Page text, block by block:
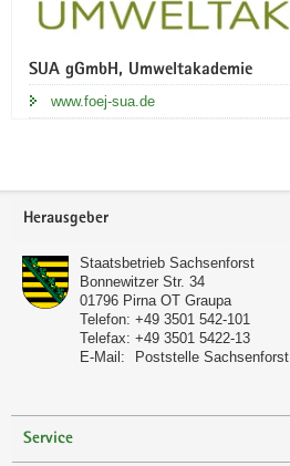
SUA gGmbH, Umweltakademie
www.foej-sua.de
Footer-
Herausgeber
Staatsbetrieb Sachsenforst
Bonnewitzer Str. 34
01796 Pirna OT Graupa
Telefon: +49 3501 542-101
Telefax: +49 3501 5422-13
E-Mail:
Poststelle Sachsenforst
Service